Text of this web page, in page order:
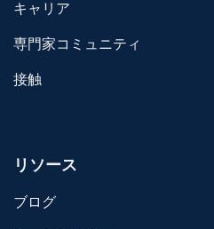
キャリア
専門家コミュニティ
接触
リソース
ブログ